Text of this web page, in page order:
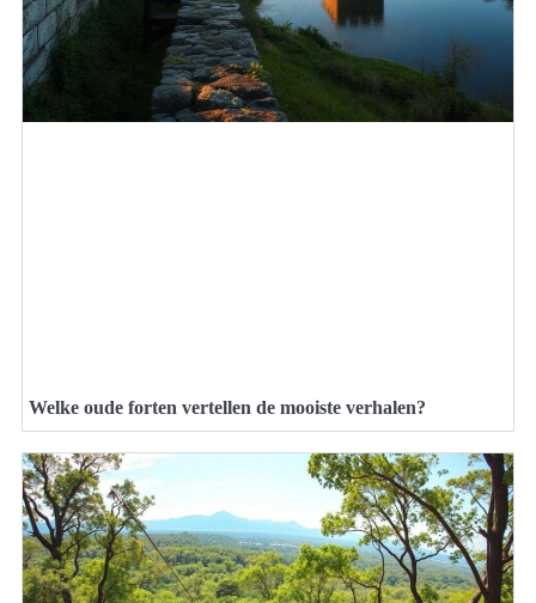
Welke oude forten vertellen de mooiste verhalen?